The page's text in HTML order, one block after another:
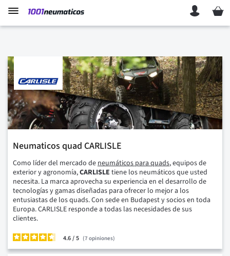
Mi
Neumaticos quad CARLISLE
Como líder del mercado de neumáticos para quads, equipos de
exterior y agronomía,CARLISLE tiene los neumáticos que usted
necesita. La marca aprovecha su experiencia en el desarrollo de
tecnologías y gamas diseñadas para ofrecer lo mejor a los
entusiastas de los quads. Con sede en Budapest y socios en toda
Europa. CARLISLE responde a todas las necesidades de sus
clientes.
4.6/ 7 opiniones